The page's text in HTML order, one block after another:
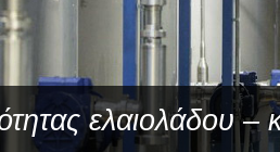
ελαιολάδου –
– νερού